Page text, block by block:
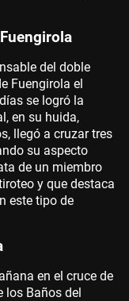
del doble
Fuengirola el
se logró la
en su huida,
llegó a cruzar tres
su aspecto
de un miembro
y que destaca
este tipo de
en el cruce de
los Baños del